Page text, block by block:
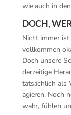
wie auch in
DOCH,
Nicht immer
vollkommen
Doch unsere
derzeitige
tatsächlich als
agieren. Noch
wahr, fühlen